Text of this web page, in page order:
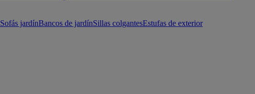
Sofás jardínBancos de jardínSillas colgantesEstufas de exterior